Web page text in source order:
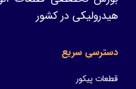
هیدرولیکی در کشور
دسترسی سریع
قطعات پیکور